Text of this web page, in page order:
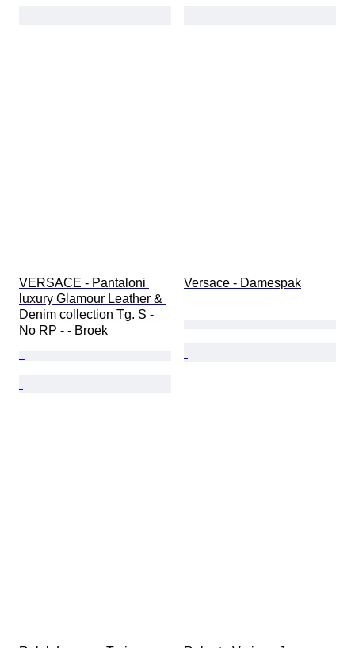
VERSACE - Pantaloni
luxury Glamour Leather &
Denim collection Tg. S -
No RP - - Broek
Versace - Damespak